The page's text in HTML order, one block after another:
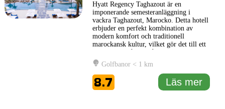
Hyatt Regency Taghazout är en
imponerande semesteranläggning i
vackra Taghazout, Marocko. Detta hotell
erbjuder en perfekt kombination av
modern komfort och traditionell
marockansk kultur, vilket gör det till ett
äventyr. Hyatt Regency Taghazout är
strategiskt beläget nära Atlantkustens
vackra stränder, vilket ger dig möjlighet
att utforska områdets natursköna ... Läs
mer
Golfbanor < 1 km
8.7 Läs mer